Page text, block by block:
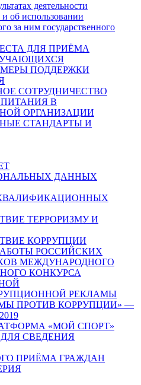
деятельности
об использовании
за ним государственного
ДЛЯ ПРИЁМА
ПОДДЕРЖКИ
СОТРУДНИЧЕСТВО
В
ОРГАНИЗАЦИИ
СТАНДАРТЫ И
ДАННЫХ
ТЕРРОРИЗМУ И
КОРРУПЦИИ
РОССИЙСКИХ
МЕЖДУНАРОДНОГО
КОНКУРСА
РЕКЛАМЫ
ПРОТИВ КОРРУПЦИИ» —
«МОЙ СПОРТ»
СВЕДЕНИЯ
ПРИЁМА ГРАЖДАН